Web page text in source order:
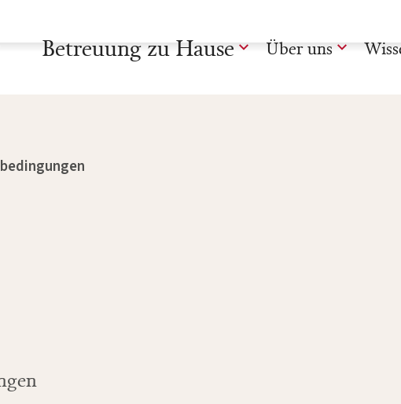
Betreuung zu Hause Über uns